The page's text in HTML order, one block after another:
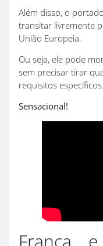
Além disso, o
transitar livremente
União Europeia.
Ou seja, ele pode
sem precisar tirar
requisitos específicos.
Sensacional!